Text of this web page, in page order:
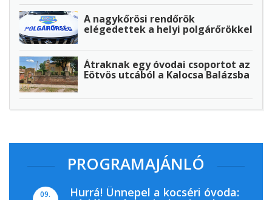
A nagykőrösi rendőrök
elégedettek a helyi polgárőrökkel
Átraknak egy óvodai csoportot az
Eötvös utcából a Kalocsa Balázsba
PROGRAMAJÁNLÓ
09. Hurrá! Ünnepel a kocséri óvoda: